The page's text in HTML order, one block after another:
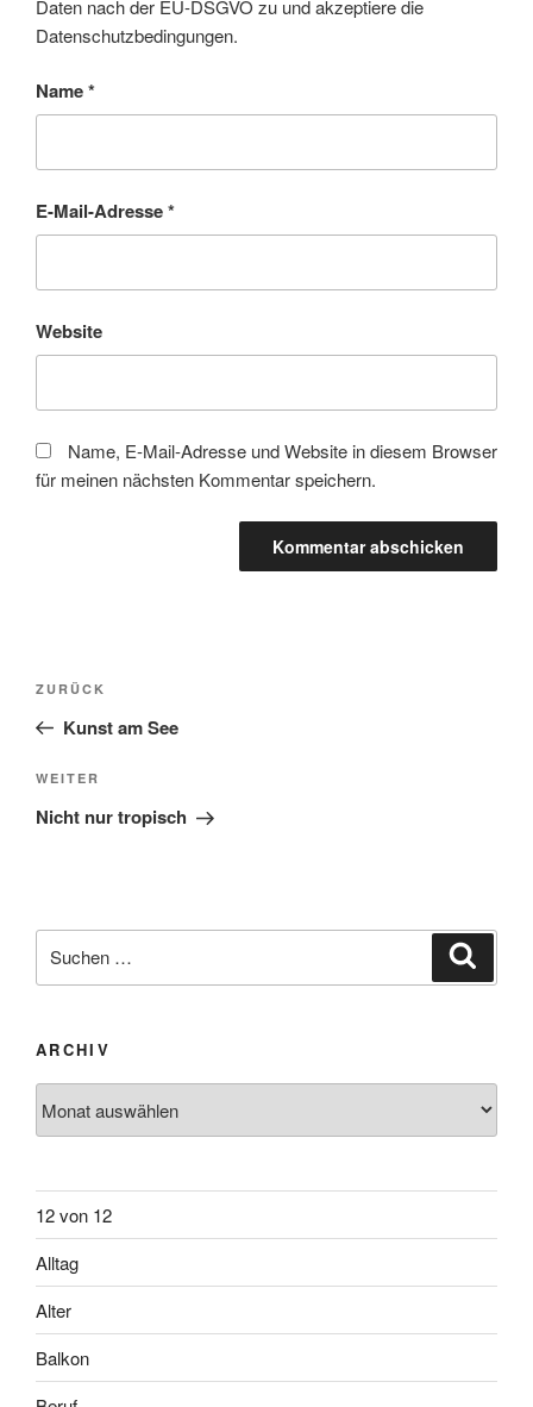
Daten nach der EU-DSGVO zu und akzeptiere die
Datenschutzbedingungen.
Name*
E-Mail-Adresse*
Website
Name, E-Mail-Adresse und Website in diesem Browser
für meinen nächsten Kommentar speichern.
Beitragsnavigation
Vorheriger
Beitrag
ZURÜCK
Kunst am See
Nächster
Beitrag
WEITER
Nicht nur tropisch
nach:
ARCHIV
12 von 12
Alltag
Alter
Balkon